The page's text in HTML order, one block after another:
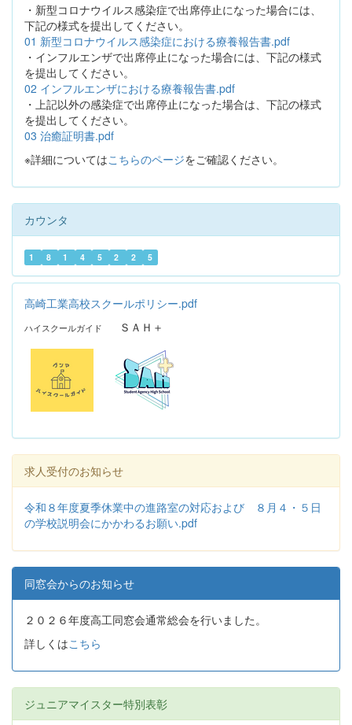
・新型コロナウイルス感染症で出席停止になった場合には、
下記の様式を提出してください。
01 新型コロナウイルス感染症における療養報告書.pdf
・インフルエンザで出席停止になった場合には、下記の様式
を提出してください。
02 インフルエンザにおける療養報告書.pdf
・上記以外の感染症で出席停止になった場合は、下記の様式
を提出してください。
03 治癒証明書.pdf
※詳細についてはこちらのページをご確認ください。
カウンタ
1 8 1 4 5 2 2 5
高崎工業高校スクールポリシー.pdf
ハイスクールガイド ＳＡＨ＋
求人受付のお知らせ
令和８年度夏季休業中の進路室の対応および ８月４・５日
の学校説明会にかかわるお願い.pdf
同窓会からのお知らせ
２０２６年度高工同窓会通常総会を行いました。
詳しくはこちら
ジュニアマイスター特別表彰